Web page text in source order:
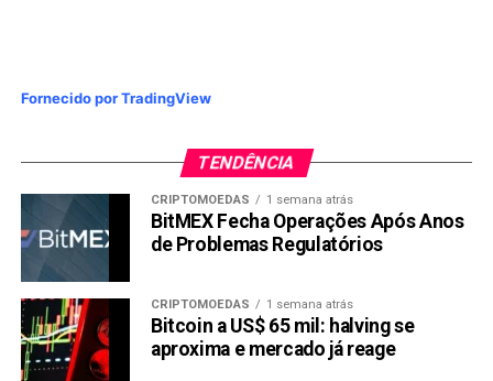
Fornecido por TradingView
TENDÊNCIA
CRIPTOMOEDAS 1 semana atrás
BitMEX Fecha Operações Após Anos
de Problemas Regulatórios
CRIPTOMOEDAS 1 semana atrás
Bitcoin a US$ 65 mil: halving se
aproxima e mercado já reage